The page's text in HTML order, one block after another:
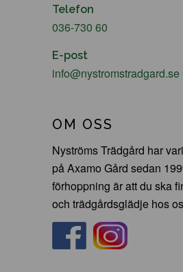
Telefon
036-730 60
E-post
info@nystromstradgard.se
OM OSS
Nyströms Trädgård har
på Axamo Gård sedan
förhoppning är att du ska
och trädgårdsglädje hos